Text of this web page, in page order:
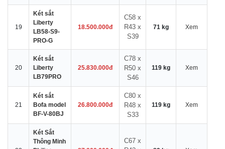
19
Két sắt
Liberty
LB58-S9-
PRO-G
18.500.000đ
C58 x
R43 x
S39
71 kg Xem
20
Két sắt
Liberty
LB79PRO
25.830.000đ
C78 x
R50 x
S46
119 kg Xem
21
Két sắt
Bofa model
BF-V-80BJ
26.800.000đ
C80 x
R48 x
S33
119 kg Xem
Két Sắt
Thông Minh
C67 x